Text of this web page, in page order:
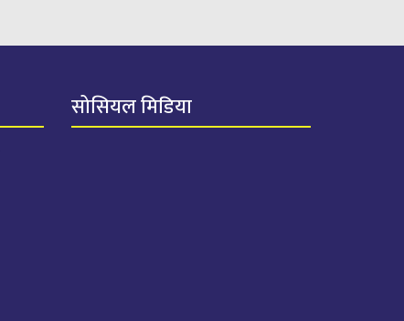
सोसियल मिडिया